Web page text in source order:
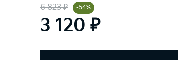
6 823 ₽ -54%
3 120 ₽